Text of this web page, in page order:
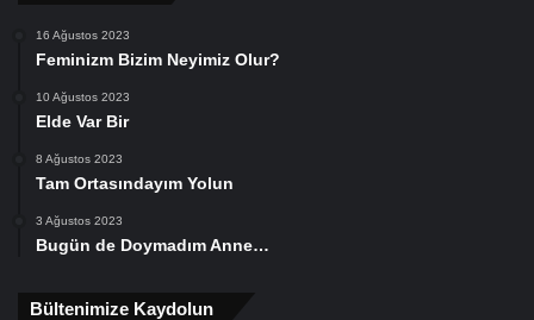
16 Ağustos 2023
Feminizm Bizim Neyimiz Olur?
10 Ağustos 2023
Elde Var Bir
8 Ağustos 2023
Tam Ortasındayım Yolun
3 Ağustos 2023
Bugün de Doymadım Anne…
Bültenimize Kaydolun